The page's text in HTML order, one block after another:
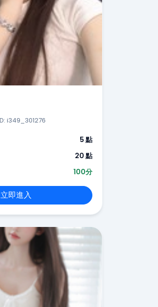
i349_301276
5 點
20 點
100分
立即進入